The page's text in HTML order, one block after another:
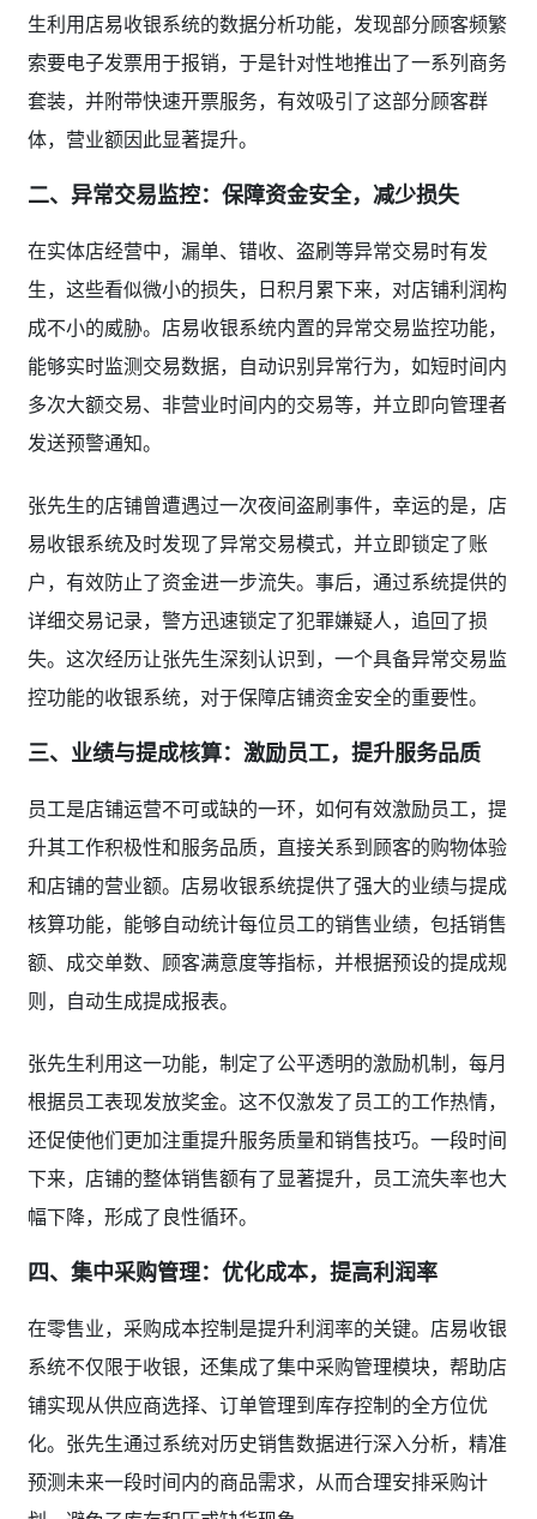
生利用店易收银系统的数据分析功能，发现部分顾客频繁
索要电子发票用于报销，于是针对性地推出了一系列商务
套装，并附带快速开票服务，有效吸引了这部分顾客群
体，营业额因此显著提升。
二、异常交易监控：保障资金安全，减少损失
在实体店经营中，漏单、错收、盗刷等异常交易时有发
生，这些看似微小的损失，日积月累下来，对店铺利润构
成不小的威胁。店易收银系统内置的异常交易监控功能，
能够实时监测交易数据，自动识别异常行为，如短时间内
多次大额交易、非营业时间内的交易等，并立即向管理者
发送预警通知。
张先生的店铺曾遭遇过一次夜间盗刷事件，幸运的是，店
易收银系统及时发现了异常交易模式，并立即锁定了账
户，有效防止了资金进一步流失。事后，通过系统提供的
详细交易记录，警方迅速锁定了犯罪嫌疑人，追回了损
失。这次经历让张先生深刻认识到，一个具备异常交易监
控功能的收银系统，对于保障店铺资金安全的重要性。
三、业绩与提成核算：激励员工，提升服务品质
员工是店铺运营不可或缺的一环，如何有效激励员工，提
升其工作积极性和服务品质，直接关系到顾客的购物体验
和店铺的营业额。店易收银系统提供了强大的业绩与提成
核算功能，能够自动统计每位员工的销售业绩，包括销售
额、成交单数、顾客满意度等指标，并根据预设的提成规
则，自动生成提成报表。
张先生利用这一功能，制定了公平透明的激励机制，每月
根据员工表现发放奖金。这不仅激发了员工的工作热情，
还促使他们更加注重提升服务质量和销售技巧。一段时间
下来，店铺的整体销售额有了显著提升，员工流失率也大
幅下降，形成了良性循环。
四、集中采购管理：优化成本，提高利润率
在零售业，采购成本控制是提升利润率的关键。店易收银
系统不仅限于收银，还集成了集中采购管理模块，帮助店
铺实现从供应商选择、订单管理到库存控制的全方位优
化。张先生通过系统对历史销售数据进行深入分析，精准
预测未来一段时间内的商品需求，从而合理安排采购计